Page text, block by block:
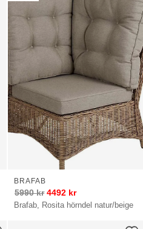
Brafab, Rosita hörndel natur/beige
BRAFAB
5990kr 4492 kr